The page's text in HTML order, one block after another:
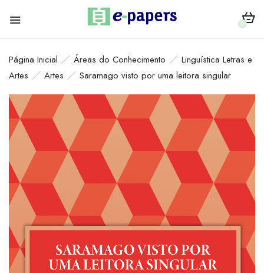
0
Página Inicial Áreas do Conhecimento
Linguística Letras e
Artes
Artes Saramago visto por uma leitora singular